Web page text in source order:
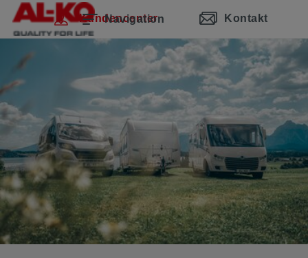
Navigation überspringen
Zum Hauptinhalt
Zur Hauptnavigation springen
Inhaltsverzeichnis Navigation
Kundencenter Kontakt